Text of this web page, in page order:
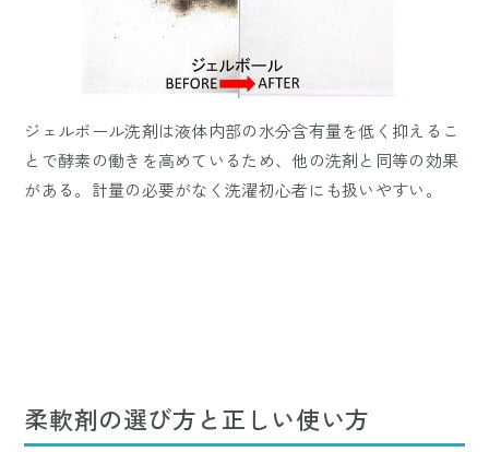
ジェルボール洗剤は液体内部の水分含有量を低く抑えるこ
とで酵素の働きを高めているため、他の洗剤と同等の効果
がある。計量の必要がなく洗濯初心者にも扱いやすい。
柔軟剤の選び方と正しい使い方